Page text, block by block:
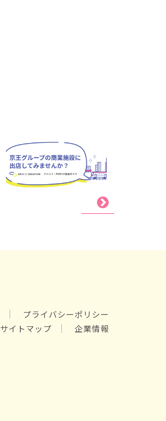
プライバシーポリシー
サイトマップ
企業情報